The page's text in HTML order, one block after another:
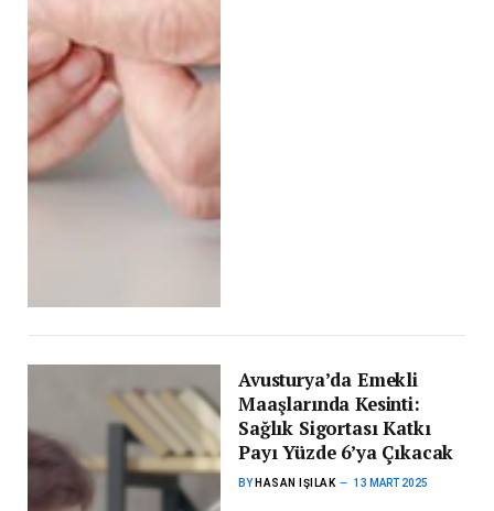
Avusturya’da Emekli
Maaşlarında Kesinti:
Sağlık Sigortası Katkı
Payı Yüzde 6’ya Çıkacak
BY HASAN IŞILAK 13 MART 2025